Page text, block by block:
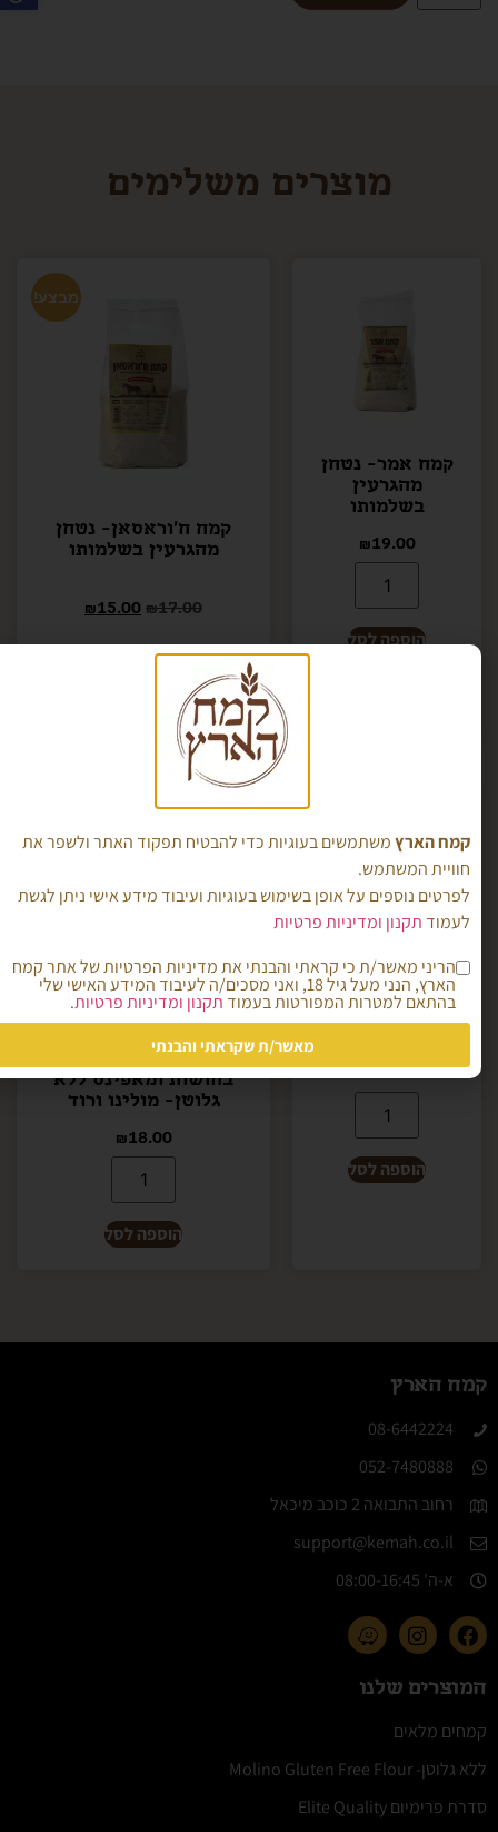
מוצרים משלימים
קמח אמר- נטחן
מהגרעין
בשלמותו
₪19.00
הוספה לסל
מבצע!
קמח ח'וראסאן- נטחן
מהגרעין בשלמותו
₪17.00
₪15.00
מידע נוסף
תערובת לאפיית
לחם כפרי ללא
₪20.00
הוספה לסל
תערובת לאפיית עוגות
בחושות ומאפינס ללא
גלוטן- מולינו ורוד
₪18.00
הוספה לסל
קמח הארץ
08-6442224​
052-7480888
רחוב התבואה 2 כוכב מיכאל
support@kemah.co.il
א-ה' 08:00-16:45​
המוצרים שלנו
קמחים מלאים
ללא גלוטן- Molino Gluten Free Flour
סדרת פרימיום Elite Quality
קמח הארץמשתמשים בעוגיות כדי להבטיח תפקוד האתר ולשפר את
חוויית המשתמש.
לפרטים נוספים על אופן בשימוש בעוגיות ועיבוד מידע אישי ניתן לגשת
לעמודתקנון ומדיניות פרטיות
הריני מאשר/ת כי קראתי והבנתי את מדיניות הפרטיות של אתר קמח
הארץ, הנני מעל גיל 18, ואני מסכים/ה לעיבוד המידע האישי שלי
בהתאם למטרות המפורטות בעמודתקנון ומדיניות פרטיות.
מאשר/ת שקראתי והבנתי